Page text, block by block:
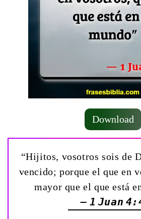
Download
“Hijitos, vosotros sois de
vencido; porque el que en
mayor que el que está
— 1 Juan